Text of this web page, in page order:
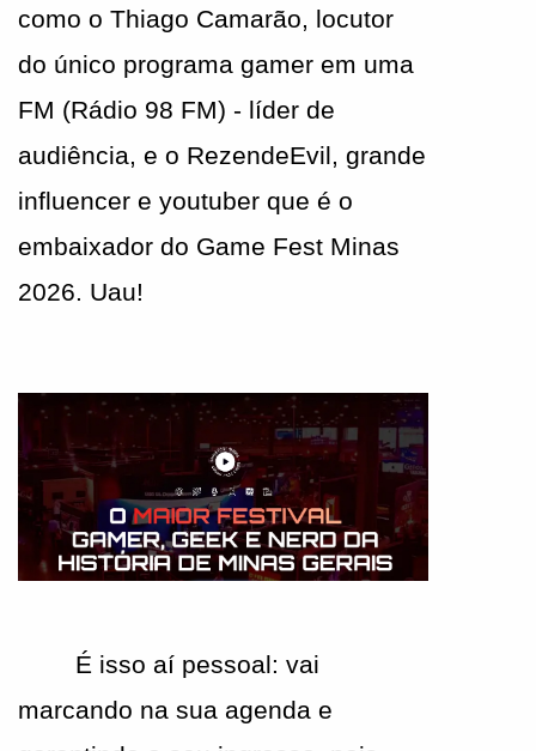
como o Thiago Camarão, locutor
do único programa gamer em uma
FM (Rádio 98 FM) - líder de
audiência, e o RezendeEvil, grande
influencer e youtuber que é o
embaixador do Game Fest Minas
2026. Uau!
É isso aí pessoal: vai
marcando na sua agenda e